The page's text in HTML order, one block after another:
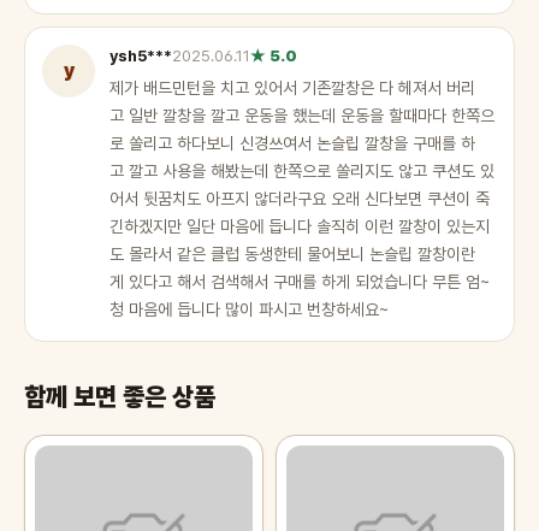
y
ysh5***2025.06.11★ 5.0
제가 배드민턴을 치고 있어서 기존깔창은 다 헤져서 버리
고 일반 깔창을 깔고 운동을 했는데 운동을 할때마다 한쪽으
로 쏠리고 하다보니 신경쓰여서 논슬립 깔창을 구매를 하
고 깔고 사용을 해봤는데 한쪽으로 쏠리지도 않고 쿠션도 있
어서 뒷꿈치도 아프지 않더라구요 오래 신다보면 쿠션이 죽
긴하겠지만 일단 마음에 듭니다 솔직히 이런 깔창이 있는지
도 몰라서 같은 클럽 동생한테 물어보니 논슬립 깔창이란
게 있다고 해서 검색해서 구매를 하게 되었습니다 무튼 엄~
청 마음에 듭니다 많이 파시고 번창하세요~
함께 보면 좋은 상품